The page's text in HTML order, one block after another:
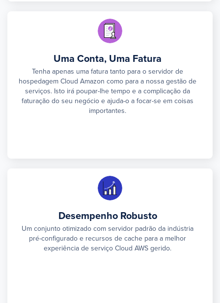
Uma Conta, Uma Fatura
Tenha apenas uma fatura tanto para o servidor de
hospedagem Cloud Amazon como para a nossa gestão de
serviços. Isto irá poupar-lhe tempo e a complicação da
faturação do seu negócio e ajuda-o a focar-se em coisas
importantes.
Desempenho Robusto
Um conjunto otimizado com servidor padrão da indústria
pré-configurado e recursos de cache para a melhor
experiência de serviço Cloud AWS gerido.